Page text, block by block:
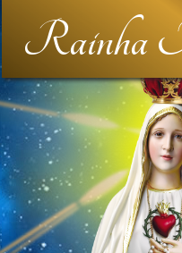
Rainha